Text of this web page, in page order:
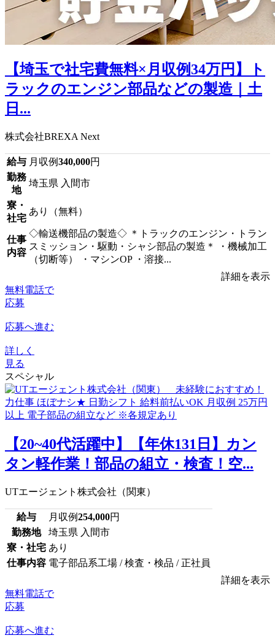
【埼玉で社宅費無料×月収例34万円】ト
ラックのエンジン部品などの製造｜土
日...
株式会社BREXA Next
給与 月収例340,000円
勤務
地
埼玉県 入間市
寮・
社宅
あり（無料）
仕事
内容
◇輸送機部品の製造◇ ＊トラックのエンジン・トラン
スミッション・駆動・シャシ部品の製造＊ ・機械加工
（切断等） ・マシンOP ・溶接...
詳細を表示
無料電話で
応募
応募へ進む
詳しく
見る
スペシャル
【20~40代活躍中】【年休131日】カン
タン軽作業！部品の組立・検査！空...
UTエージェント株式会社（関東）
給与 月収例254,000円
勤務地
埼玉県 入間市
寮・社宅 あり
仕事内容 電子部品系工場 / 検査・検品 / 正社員
詳細を表示
無料電話で
応募
応募へ進む